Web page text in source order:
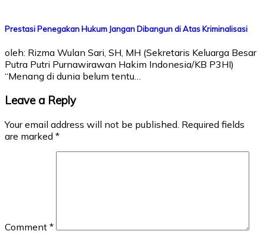
Prestasi Penegakan Hukum Jangan Dibangun di Atas Kriminalisasi
oleh: Rizma Wulan Sari, SH, MH (Sekretaris Keluarga Besar
Putra Putri Purnawirawan Hakim Indonesia/KB P3HI)
“Menang di dunia belum tentu…
Leave a Reply
Your email address will not be published. Required fields
are marked *
Comment *